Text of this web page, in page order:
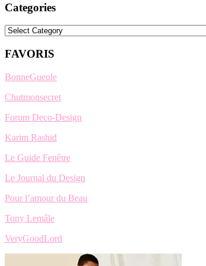
Categories
Categories
FAVORIS
BonneGueule
Chutmonsecret
Forum Deco-Design
Karim Rashid
Le Guide Fenêtre
Le Journal du Design
Pour l’amour du Beau
Tony Lemâle
VeryGoodLord